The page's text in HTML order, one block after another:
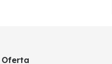
Oferta